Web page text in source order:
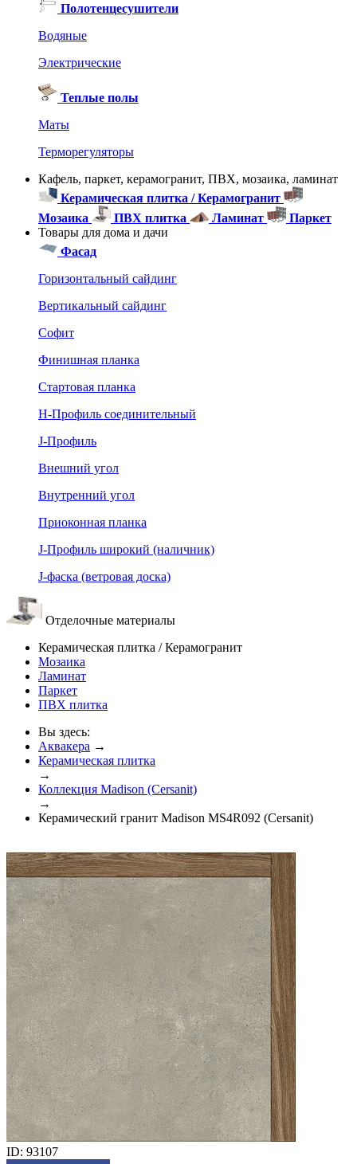
Полотенцесушители
Водяные
Электрические
Теплые полы
Маты
Терморегуляторы
Кафель, паркет, керамогранит, ПВХ, мозаика, ламинат
Керамическая плитка / Керамогранит
Мозаика
ПВХ плитка Ламинат
Паркет
Товары для дома и дачи
Фасад
Горизонтальный сайдинг
Вертикальный сайдинг
Софит
Финишная планка
Стартовая планка
Н-Профиль соединительный
J-Профиль
Внешний угол
Внутренний угол
Приоконная планка
J-Профиль широкий (наличник)
J-фаска (ветровая доска)
Отделочные материалы
Керамическая плитка / Керамогранит
Мозаика
Ламинат
Паркет
ПВХ плитка
Вы здесь:
Аквакера →
Керамическая плитка
→
Коллекция Madison (Cersanit)
→
Керамический гранит Madison MS4R092 (Cersanit)
ID: 93107